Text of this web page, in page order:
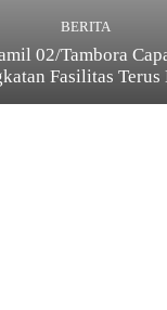
BERITA
02/Tambora
Fasilitas